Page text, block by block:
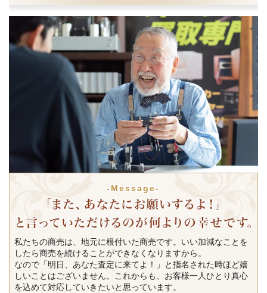
-Message-
私たちの商売は、地元に根付いた商売です。いい加減なことを
したら商売を続けることができなくなりますから。
なので「明日、あなた査定に来てよ！」と指名された時ほど嬉
しいことはございません。これからも、お客様一人ひとり真心
を込めて対応していきたいと思っています。